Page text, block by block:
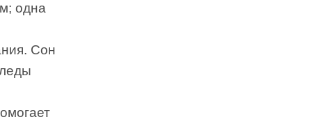
одна
Сон